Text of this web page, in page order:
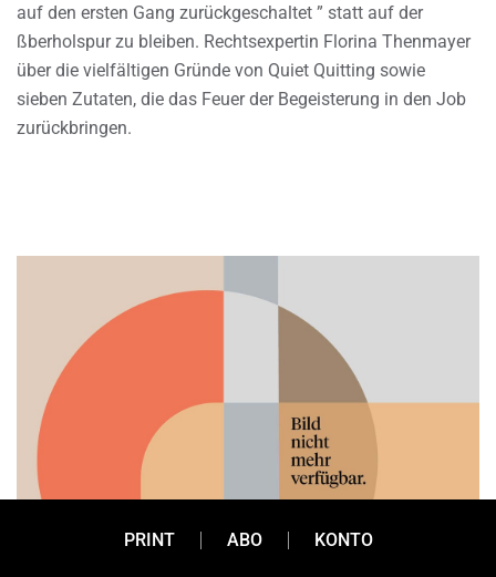
auf den ersten Gang zurückgeschaltet ” statt auf der
ßberholspur zu bleiben. Rechtsexpertin Florina Thenmayer
über die vielfältigen Gründe von Quiet Quitting sowie
sieben Zutaten, die das Feuer der Begeisterung in den Job
zurückbringen.
PRINT ABO KONTO